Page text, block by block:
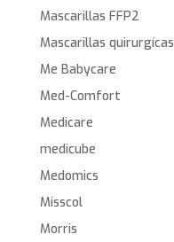
Mascarillas FFP2
Mascarillas quirurgícas
Me Babycare
Med-Comfort
Medicare
medicube
Medomics
Misscol
Morris